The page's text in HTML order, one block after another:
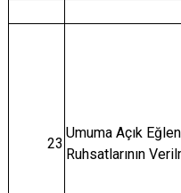
23
Umuma Açık
Ruhsatlarının